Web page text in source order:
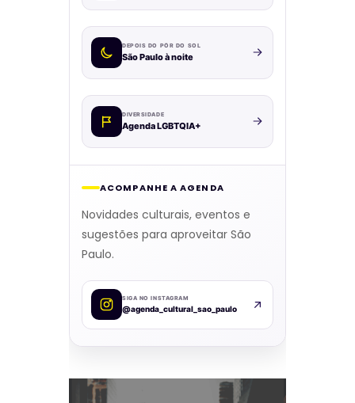
DEPOIS DO PÔR DO SOL
São Paulo à noite
DIVERSIDADE
Agenda LGBTQIA+
ACOMPANHE A AGENDA
Novidades culturais, eventos e
sugestões para aproveitar São
Paulo.
SIGA NO INSTAGRAM
@agenda_cultural_sao_paulo